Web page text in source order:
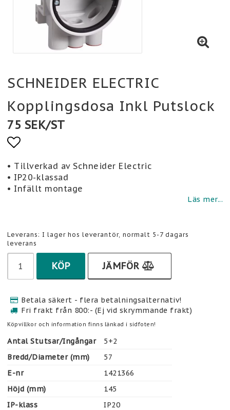
SCHNEIDER ELECTRIC
Kopplingsdosa Inkl Putslock
75 SEK/ST
Lägg till i favoritlistan
• Tillverkad av Schneider Electric
• IP20-klassad
• Infällt montage
Läs mer...
Leverans: I lager hos leverantör, normalt 5-7 dagars
leverans
KÖP JÄMFÖR
Betala säkert - flera betalningsalternativ!
Fri frakt från 800:- (Ej vid skrymmande frakt)
Köpvillkor och information finns länkad i sidfoten!
Antal Stutsar/Ingångar
5+2
Bredd/Diameter (mm)
57
E-nr
1421366
Höjd (mm)
145
IP-klass
IP20